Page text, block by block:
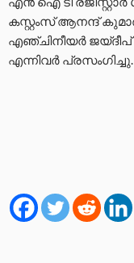
കസ്റ്റംസ് ആനന്ദ്
എഞ്ചിനീയർ ജയ്ദീപ്
എന്നിവർ പ്രസംഗിച്ചു.